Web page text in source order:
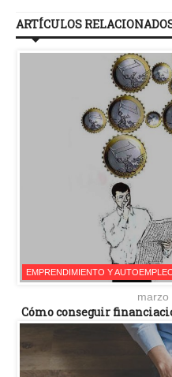
ARTÍCULOS
EMPRENDIMIENTO Y
marzo
Cómo conseguir